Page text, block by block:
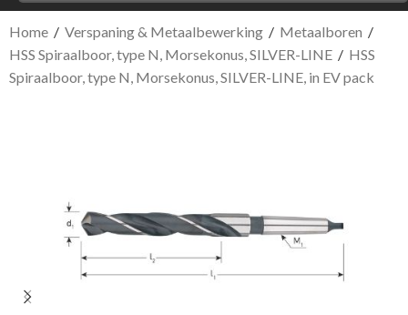
Home / Verspaning & Metaalbewerking / Metaalboren /
HSS Spiraalboor, type N, Morsekonus, SILVER-LINE / HSS
Spiraalboor, type N, Morsekonus, SILVER-LINE, in EV pack